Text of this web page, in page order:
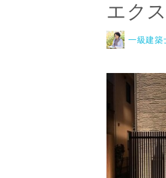
エク
一級建築